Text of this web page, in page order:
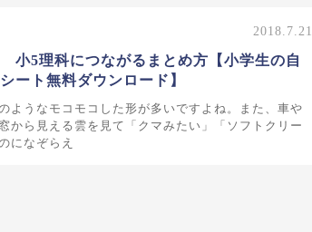
2018.7.21
小5理科につながるまとめ方【小学生の自
ート無料ダウンロード】
ようなモコモコした形が多いですよね。また、車や
から見える雲を見て「クマみたい」「ソフトクリー
になぞらえ